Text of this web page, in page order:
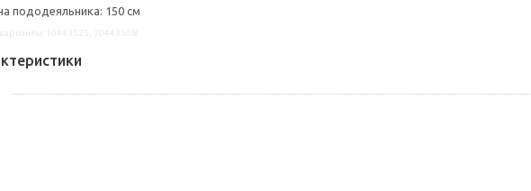
пододеяльника: 150 см